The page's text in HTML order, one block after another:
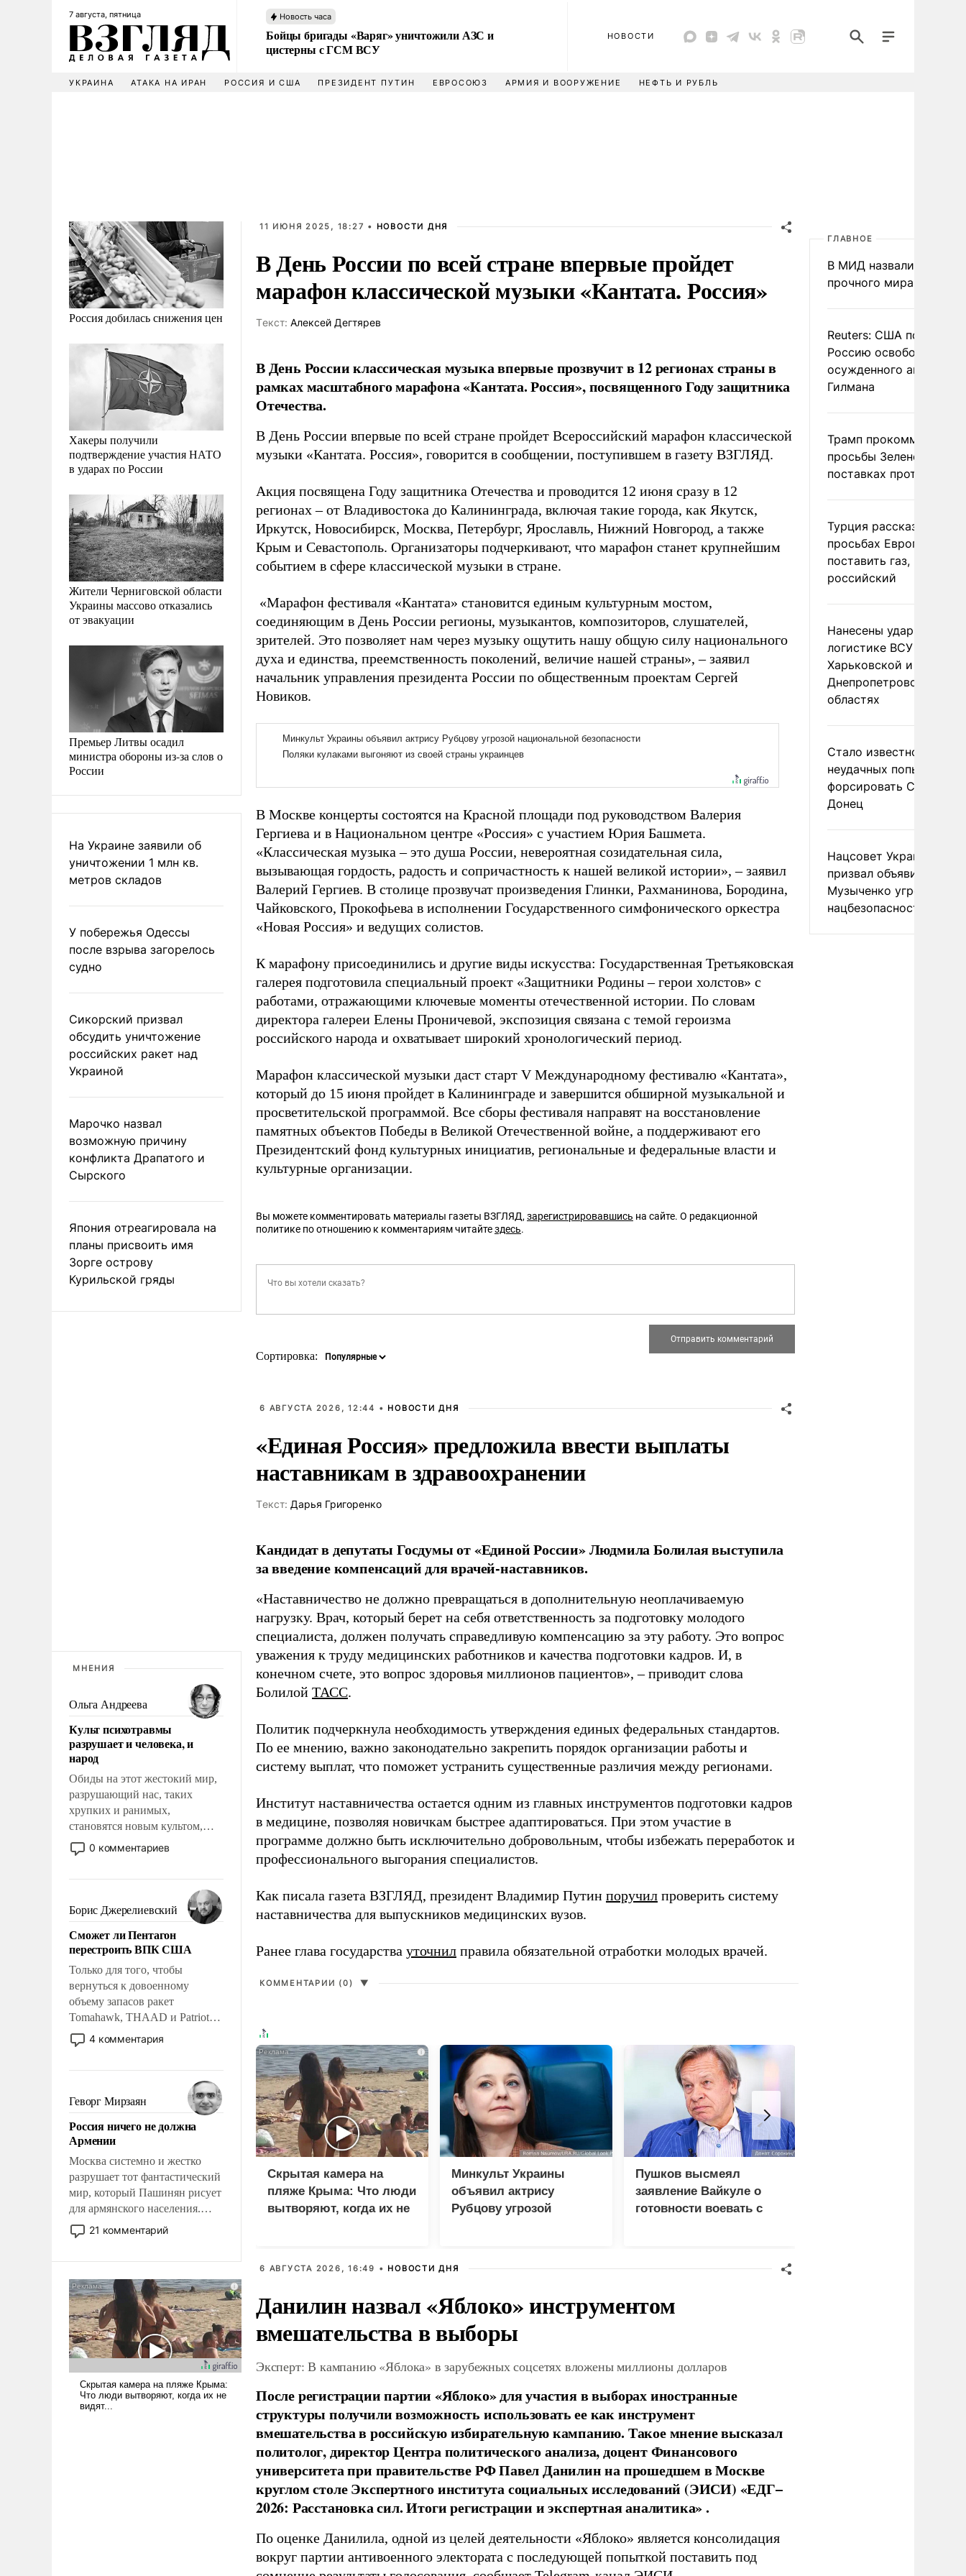
7 августа, пятница Новость часа
Бойцы бригады «Варяг» уничтожили АЗС и
цистерны с ГСМ ВСУ
НОВОСТИ
УКРАИНА АТАКА НА ИРАН РОССИЯ И США ПРЕЗИДЕНТ ПУТИН ЕВРОСОЮЗ АРМИЯ И ВООРУЖЕНИЕ НЕФТЬ И РУБЛЬ
Россия добилась снижения цен
Хакеры получили
подтверждение участия НАТО
в ударах по России
Жители Черниговской области
Украины массово отказались
от эвакуации
Премьер Литвы осадил
министра обороны из-за слов о
России
На Украине заявили об
уничтожении 1 млн кв.
метров складов
У побережья Одессы
после взрыва загорелось
судно
Сикорский призвал
обсудить уничтожение
российских ракет над
Украиной
Марочко назвал
возможную причину
конфликта Драпатого и
Сырского
Япония отреагировала на
планы присвоить имя
Зорге острову
Курильской гряды
МНЕНИЯ
Ольга Андреева
Культ психотравмы
разрушает и человека, и
народ
Обиды на этот жестокий мир,
разрушающий нас, таких
хрупких и ранимых,
становятся новым культом,
постепенно вытесняя и
отменяя традиционное
мужественным и твердым под
ударами судьбы, брать на себя
ответственность, помогать
слабым, идти вперед и
адаптироваться.
0 комментариев
Борис Джерелиевский
Сможет ли Пентагон
перестроить ВПК США
Только для того, чтобы
вернуться к довоенному
объему запасов ракет
Tomahawk, THAAD и Patriot
США потребуется более трех
лет. Даже небольшая война с
Сложившаяся ситуация
означает многолетний период
уязвимости США, например,
перед Китаем.
4 комментария
Геворг Мирзаян
Россия ничего не должна
Армении
Москва системно и жестко
разрушает тот фантастический
мир, который Пашинян рисует
для армянского населения.
Мир, где политические
прожекты будут безусловно
налогоплательщиков и где
Еревану за свои поступки не
нужно отвечать.
21 комментарий
11 ИЮНЯ 2025, 18:27 • НОВОСТИ ДНЯ
В День России по всей стране впервые пройдет
марафон классической музыки «Кантата. Россия»
Tекст: Алексей Дегтярев
В День России классическая музыка впервые прозвучит в 12 регионах страны в
рамках масштабного марафона «Кантата. Россия», посвященного Году защитника
Отечества.
В День России впервые по всей стране пройдет Всероссийский марафон классической
музыки «Кантата. Россия», говорится в сообщении, поступившем в газету ВЗГЛЯД.
Акция посвящена Году защитника Отечества и проводится 12 июня сразу в 12
регионах – от Владивостока до Калининграда, включая такие города, как Якутск,
Иркутск, Новосибирск, Москва, Петербург, Ярославль, Нижний Новгород, а также
Крым и Севастополь. Организаторы подчеркивают, что марафон станет крупнейшим
событием в сфере классической музыки в стране.
«Марафон фестиваля «Кантата» становится единым культурным мостом,
соединяющим в День России регионы, музыкантов, композиторов, слушателей,
зрителей. Это позволяет нам через музыку ощутить нашу общую силу национального
духа и единства, преемственность поколений, величие нашей страны», – заявил
начальник управления президента России по общественным проектам Сергей
Новиков.
В Москве концерты состоятся на Красной площади под руководством Валерия
Гергиева и в Национальном центре «Россия» с участием Юрия Башмета.
«Классическая музыка – это душа России, невероятная созидательная сила,
вызывающая гордость, радость и сопричастность к нашей великой истории», – заявил
Валерий Гергиев. В столице прозвучат произведения Глинки, Рахманинова, Бородина,
Чайковского, Прокофьева в исполнении Государственного симфонического оркестра
«Новая Россия» и ведущих солистов.
К марафону присоединились и другие виды искусства: Государственная Третьяковская
галерея подготовила специальный проект «Защитники Родины – герои холстов» с
работами, отражающими ключевые моменты отечественной истории. По словам
директора галереи Елены Проничевой, экспозиция связана с темой героизма
российского народа и охватывает широкий хронологический период.
Марафон классической музыки даст старт V Международному фестивалю «Кантата»,
который до 15 июня пройдет в Калининграде и завершится обширной музыкальной и
просветительской программой. Все сборы фестиваля направят на восстановление
памятных объектов Победы в Великой Отечественной войне, а поддерживают его
Президентский фонд культурных инициатив, региональные и федеральные власти и
культурные организации.
Вы можете комментировать материалы газеты ВЗГЛЯД, зарегистрировавшись на сайте. О редакционной
политике по отношению к комментариям читайтездесь.
Сортировка:
6 АВГУСТА 2026, 12:44 • НОВОСТИ ДНЯ
«Единая Россия» предложила ввести выплаты
наставникам в здравоохранении
Tекст: Дарья Григоренко
Кандидат в депутаты Госдумы от «Единой России» Людмила Болилая выступила
за введение компенсаций для врачей-наставников.
«Наставничество не должно превращаться в дополнительную неоплачиваемую
нагрузку. Врач, который берет на себя ответственность за подготовку молодого
специалиста, должен получать справедливую компенсацию за эту работу. Это вопрос
уважения к труду медицинских работников и качества подготовки кадров. И, в
конечном счете, это вопрос здоровья миллионов пациентов», – приводит слова
Болилой ТАСС.
Политик подчеркнула необходимость утверждения единых федеральных стандартов.
По ее мнению, важно законодательно закрепить порядок организации работы и
систему выплат, что поможет устранить существенные различия между регионами.
Институт наставничества остается одним из главных инструментов подготовки кадров
в медицине, позволяя новичкам быстрее адаптироваться. При этом участие в
программе должно быть исключительно добровольным, чтобы избежать переработок и
профессионального выгорания специалистов.
Как писала газета ВЗГЛЯД, президент Владимир Путин поручил проверить систему
наставничества для выпускников медицинских вузов.
Ранее глава государства уточнил правила обязательной отработки молодых врачей.
КОММЕНТАРИИ (0) ▼
i
Скрытая камера на
пляже Крыма: Что люди
вытворяют, когда их не
Минкульт Украины
объявил актрису
Рубцову угрозой
Пушков высмеял
заявление Вайкуле о
готовности воевать с
6 АВГУСТА 2026, 16:49 • НОВОСТИ ДНЯ
Данилин назвал «Яблоко» инструментом
вмешательства в выборы
Эксперт: В кампанию «Яблока» в зарубежных соцсетях вложены миллионы долларов
После регистрации партии «Яблоко» для участия в выборах иностранные
структуры получили возможность использовать ее как инструмент
вмешательства в российскую избирательную кампанию. Такое мнение высказал
политолог, директор Центра политического анализа, доцент Финансового
университета при правительстве РФ Павел Данилин на прошедшем в Москве
круглом столе Экспертного института социальных исследований (ЭИСИ) «ЕДГ–
2026: Расстановка сил. Итоги регистрации и экспертная аналитика» .
По оценке Данилила, одной из целей деятельности «Яблоко» является консолидация
вокруг партии антивоенного электората с последующей попыткой поставить под
ГЛАВНОЕ
В МИД назвали условия
прочного мира на
Reuters: США
Россию освободить
осужденного
Гилмана
Трамп
просьбы Зеленского о
поставках
Турция рассказала о
просьбах Европы
поставить газ, но не
российский
Нанесены удары по
логистике ВСУ в
Харьковской и
Днепропетровской
областях
Стало известно о
неудачных попытках
форсировать
Донец
Нацсовет Украины по
призвал объявить
Музыченко угрозой
нацбезопасности